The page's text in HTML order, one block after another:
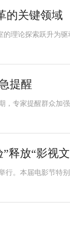
的关键领域
理论探索跃升为
提醒
，专家提醒群众加
释放“影视
行。本届电影节特